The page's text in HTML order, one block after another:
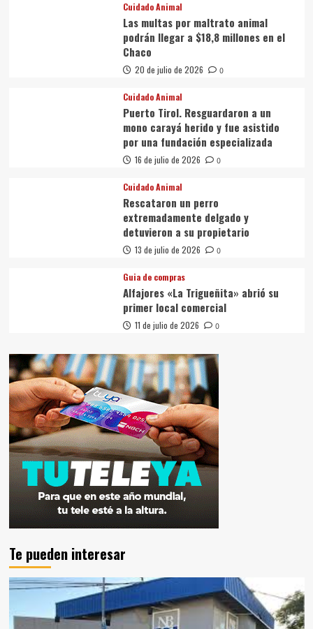
Cuidado Animal
Las multas por maltrato animal
podrán llegar a $18,8 millones en el
Chaco
20 de julio de 2026 0
Cuidado Animal
Puerto Tirol. Resguardaron a un
mono carayá herido y fue asistido
por una fundación especializada
16 de julio de 2026 0
Cuidado Animal
Rescataron un perro
extremadamente delgado y
detuvieron a su propietario
13 de julio de 2026 0
Guia de compras
Alfajores «La Trigueñita» abrió su
primer local comercial
11 de julio de 2026 0
Te pueden interesar